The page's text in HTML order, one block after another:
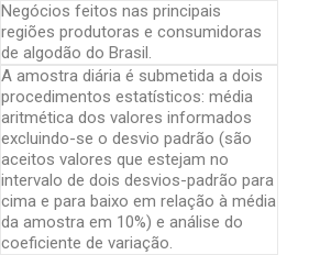
Negócios feitos nas principais
regiões produtoras e consumidoras
de algodão do Brasil.
A amostra diária é submetida a dois
procedimentos estatísticos: média
aritmética dos valores informados
excluindo-se o desvio padrão (são
aceitos valores que estejam no
intervalo de dois desvios-padrão para
cima e para baixo em relação à média
da amostra em 10%) e análise do
coeficiente de variação.